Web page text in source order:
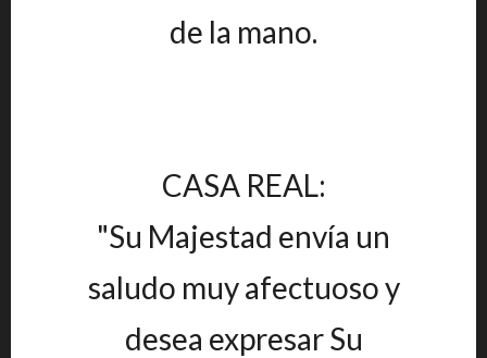
de la mano.
CASA REAL:
"Su Majestad envía un
saludo muy afectuoso y
desea expresar Su